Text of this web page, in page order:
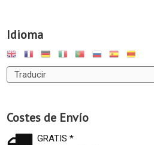
Idioma
Costes de Envío
GRATIS *